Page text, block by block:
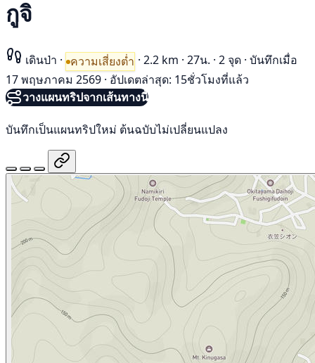
กูจิ
เดินป่า · ความเสี่ยงต่ำ · 2.2 km · 27น. · 2 จุด · บันทึกเมื่อ
17 พฤษภาคม 2569 · อัปเดตล่าสุด: 15ชั่วโมงที่แล้ว
วางแผนทริปจากเส้นทางนี้
บันทึกเป็นแผนทริปใหม่ ต้นฉบับไม่เปลี่ยนแปลง